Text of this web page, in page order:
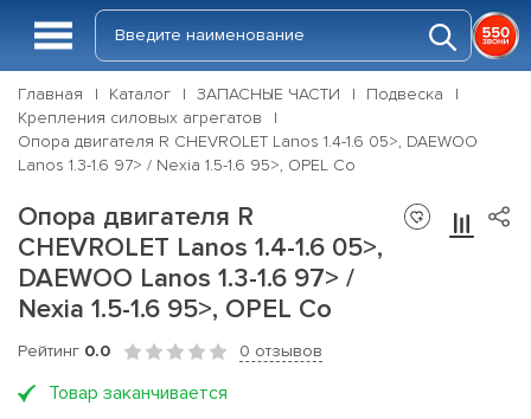
Главная Каталог ЗАПАСНЫЕ ЧАСТИ
Подвеска
Крепления силовых агрегатов
Опора двигателя R CHEVROLET Lanos 1.4-1.6 05>, DAEWOO
Lanos 1.3-1.6 97> / Nexia 1.5-1.6 95>, OPEL Co
Опора двигателя R
CHEVROLET Lanos 1.4-1.6 05>,
DAEWOO Lanos 1.3-1.6 97> /
Nexia 1.5-1.6 95>, OPEL Co
Рейтинг 0.0 0 отзывов
Товар заканчивается